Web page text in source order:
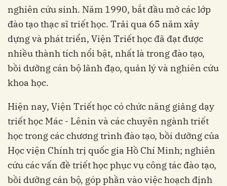
nghiên cứu sinh. Năm 1990, bắt đầu mở các lớp
đào tạo thạc sĩ triết học. Trải qua 65 năm xây
dựng và phát triển, Viện Triết học đã đạt được
nhiều thành tích nổi bật, nhất là trong đào tạo,
bồi dưỡng cán bộ lãnh đạo, quản lý và nghiên cứu
khoa học.
Hiện nay, Viện Triết học có chức năng giảng dạy
triết học Mác - Lênin và các chuyên ngành triết
học trong các chương trình đào tạo, bồi dưỡng của
Học viện Chính trị quốc gia Hồ Chí Minh; nghiên
cứu các vấn đề triết học phục vụ công tác đào tạo,
bồi dưỡng cán bộ, góp phần vào việc hoạch định